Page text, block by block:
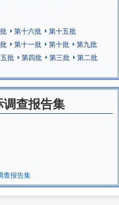
第十六批
第十五批
第十一批 第十批
第九批
批 第四批 第三批
第二批
查报告集
查报告集